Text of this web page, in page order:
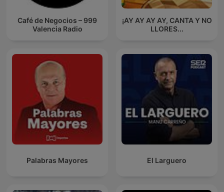
Café de Negocios – 999
Valencia Radio
¡AY AY AY AY, CANTA Y NO
LLORES...
Palabras Mayores El Larguero